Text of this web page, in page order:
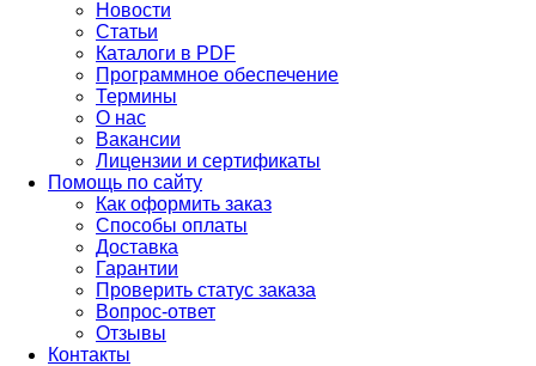
Новости
Статьи
Каталоги в PDF
Программное обеспечение
Термины
О нас
Вакансии
Лицензии и сертификаты
Помощь по сайту
Как оформить заказ
Способы оплаты
Доставка
Гарантии
Проверить статус заказа
Вопрос-ответ
Отзывы
Контакты